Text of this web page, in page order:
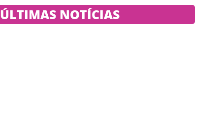
ÚLTIMAS NOTÍCIAS